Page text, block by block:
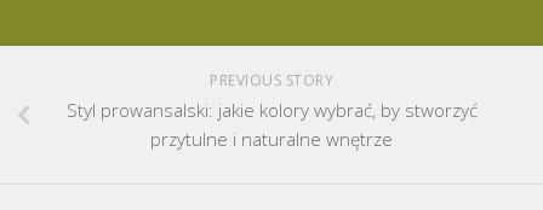
PREVIOUS STORY
Styl prowansalski: jakie kolory wybrać, by stworzyć
przytulne i naturalne wnętrze